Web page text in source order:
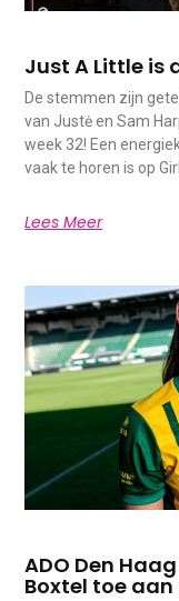
Just A Little is
De stemmen zijn
van Justė en Sam
week 32! Een
vaak te horen is op
Lees Meer
ADO Den
Boxtel toe